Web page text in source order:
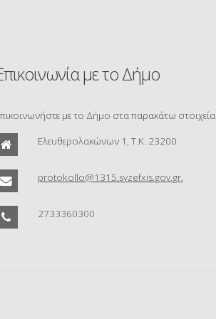
με το Δήμο
με το Δήμο στα παρακάτω στοιχεία
Ελευθερολακώνων 1, Τ.Κ. 23200
protokollo@1315.syzefxis.gov.gr.
2733360300